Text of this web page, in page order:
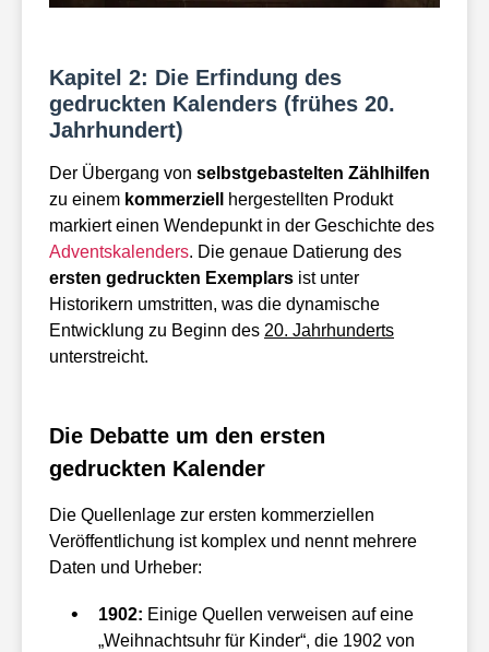
Kapitel 2: Die Erfindung des
gedruckten Kalenders (frühes 20.
Jahrhundert)
Der Übergang von selbstgebastelten Zählhilfen
zu einem kommerziell
hergestellten Produkt
markiert einen Wendepunkt in der Geschichte des
Adventskalenders. Die genaue Datierung des
ersten gedruckten Exemplars ist unter
Historikern umstritten, was die dynamische
Entwicklung zu Beginn des 20. Jahrhunderts
unterstreicht.
Die Debatte um den ersten
gedruckten Kalender
Die Quellenlage zur ersten kommerziellen
Veröffentlichung ist komplex und nennt mehrere
Daten und Urheber:
1902: Einige Quellen verweisen auf eine
„Weihnachtsuhr für Kinder“, die 1902 von